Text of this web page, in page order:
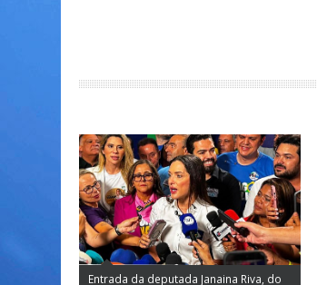
Entrada da deputada Janaina Riva, do